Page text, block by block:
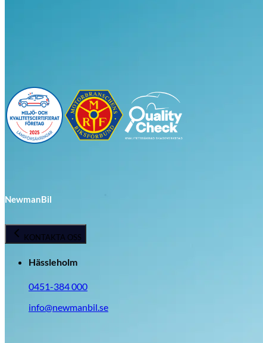
NewmanBil
KONTAKTA OSS
Hässleholm
0451-384 000
info@newmanbil.se